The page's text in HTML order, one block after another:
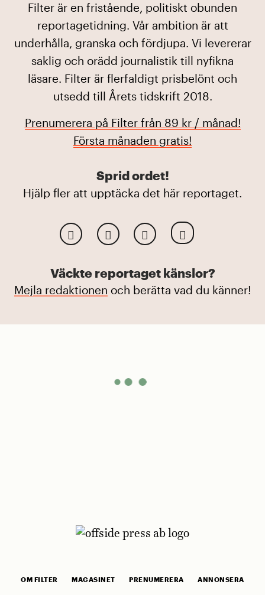
Filter är en fristående, politiskt obunden
reportagetidning. Vår ambition är att
underhålla, granska och fördjupa. Vi levererar
saklig och orädd journalistik till nyfikna
läsare. Filter är flerfaldigt prisbelönt och
utsedd till Årets tidskrift 2018.
Prenumerera på Filter från 89 kr / månad!
Första månaden gratis!
Sprid ordet!
Hjälp fler att upptäcka det här reportaget.
Väckte reportaget känslor?
Mejla redaktionen och berätta vad du känner!
OM FILTER MAGASINET PRENUMERERA ANNONSERA